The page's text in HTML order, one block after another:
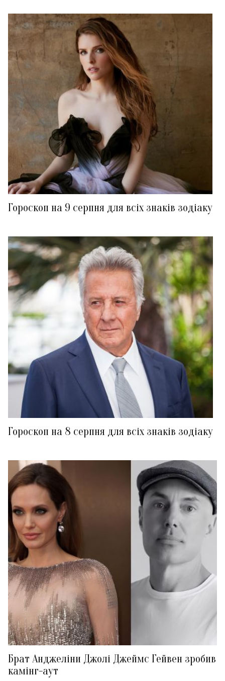
Гороскоп на 9 серпня для всіх знаків зодіаку
Гороскоп на 8 серпня для всіх знаків зодіаку
Брат Анджеліни Джолі Джеймс Гейвен зробив
камінг-аут